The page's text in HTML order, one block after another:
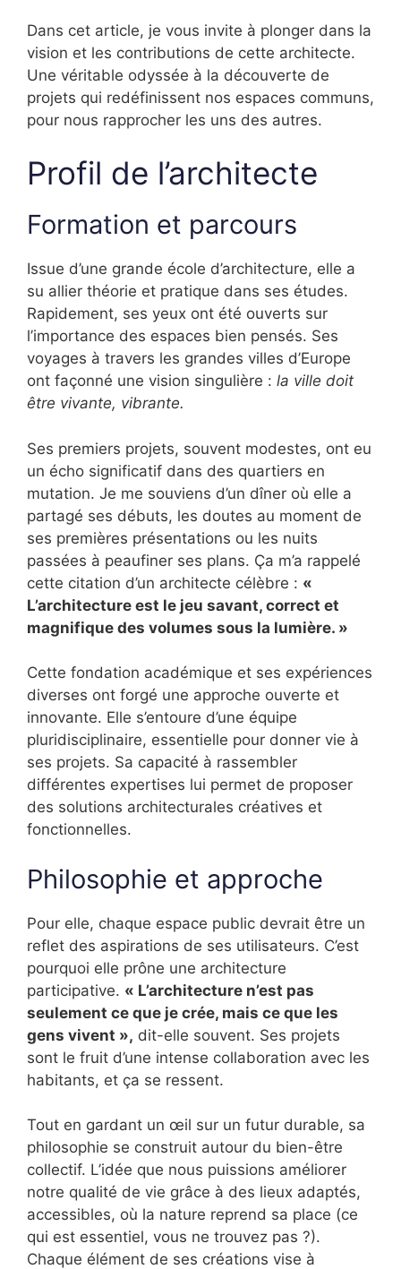
Dans cet article, je vous invite à plonger dans la
vision et les contributions de cette architecte.
Une véritable odyssée à la découverte de
projets qui redéfinissent nos espaces communs,
pour nous rapprocher les uns des autres.
Profil de l’architecte
Formation et parcours
Issue d’une grande école d’architecture, elle a
su allier théorie et pratique dans ses études.
Rapidement, ses yeux ont été ouverts sur
l’importance des espaces bien pensés. Ses
voyages à travers les grandes villes d’Europe
ont façonné une vision singulière : la ville doit
être vivante, vibrante.
Ses premiers projets, souvent modestes, ont eu
un écho significatif dans des quartiers en
mutation. Je me souviens d’un dîner où elle a
partagé ses débuts, les doutes au moment de
ses premières présentations ou les nuits
passées à peaufiner ses plans. Ça m’a rappelé
cette citation d’un architecte célèbre : «
L’architecture est le jeu savant, correct et
magnifique des volumes sous la lumière. »
Cette fondation académique et ses expériences
diverses ont forgé une approche ouverte et
innovante. Elle s’entoure d’une équipe
pluridisciplinaire, essentielle pour donner vie à
ses projets. Sa capacité à rassembler
différentes expertises lui permet de proposer
des solutions architecturales créatives et
fonctionnelles.
Philosophie et approche
Pour elle, chaque espace public devrait être un
reflet des aspirations de ses utilisateurs. C’est
pourquoi elle prône une architecture
participative. « L’architecture n’est pas
seulement ce que je crée, mais ce que les
gens vivent », dit-elle souvent. Ses projets
sont le fruit d’une intense collaboration avec les
habitants, et ça se ressent.
Tout en gardant un œil sur un futur durable, sa
philosophie se construit autour du bien-être
collectif. L’idée que nous puissions améliorer
notre qualité de vie grâce à des lieux adaptés,
accessibles, où la nature reprend sa place (ce
qui est essentiel, vous ne trouvez pas ?).
Chaque élément de ses créations vise à